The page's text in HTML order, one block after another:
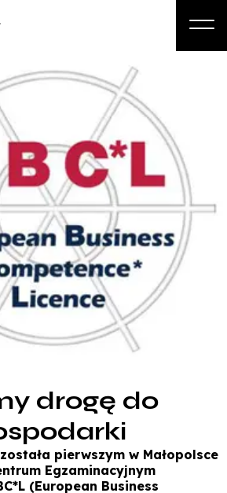
Studia podyplomowe i kursy
Kandydat
Student
Biznes
Zapisz się na studia
drogę do
pierwszym w Małopolsce
Egzaminacyjnym
(European Business